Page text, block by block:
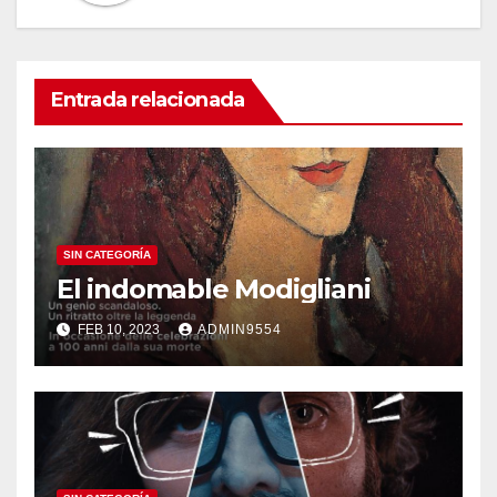
Entrada relacionada
SIN CATEGORÍA
El indomable Modigliani
FEB 10, 2023 ADMIN9554